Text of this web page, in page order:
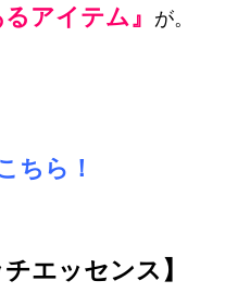
るアイテム』 が。
ちら！
エッセンス】